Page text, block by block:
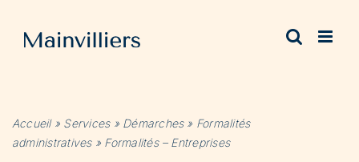
contenu
Accueil» Services» Démarches» Formalités
administratives» Formalités – Entreprises